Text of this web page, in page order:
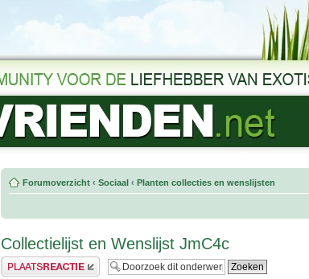
Forumoverzicht ‹ Sociaal ‹ Planten collecties en wenslijsten
Collectielijst en Wenslijst JmC4c
Plaats een reactie